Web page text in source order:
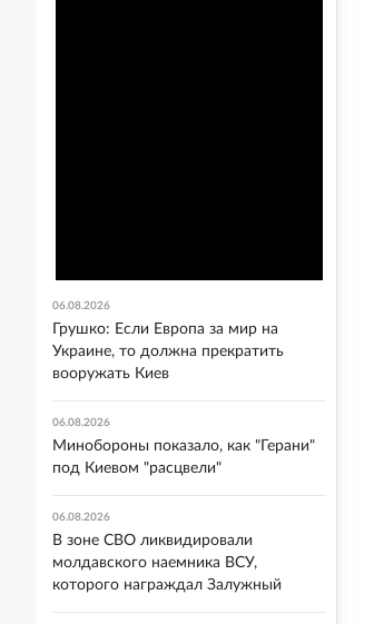
06.08.2026
Грушко: Если Европа за мир на
Украине, то должна прекратить
вооружать Киев
06.08.2026
Минобороны показало, как "Герани"
под Киевом "расцвели"
06.08.2026
В зоне СВО ликвидировали
молдавского наемника ВСУ,
которого награждал Залужный